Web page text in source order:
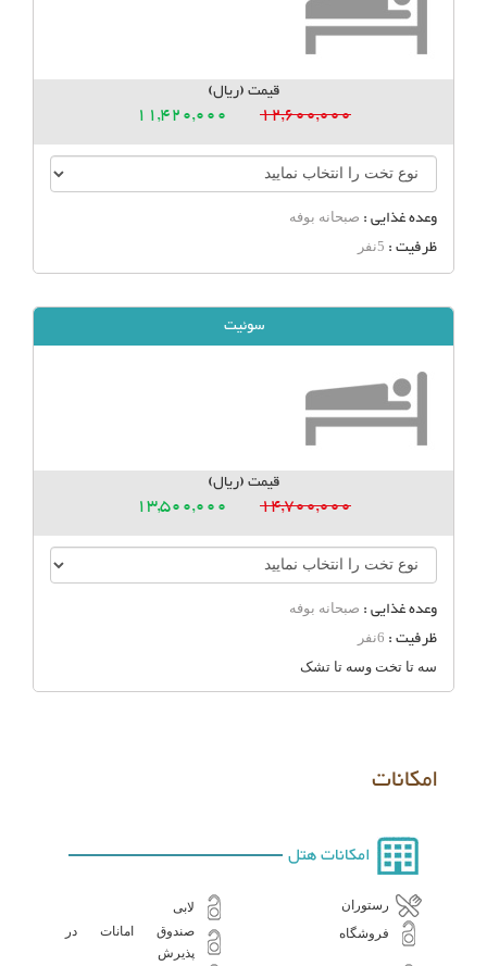
قیمت (ریال)
12,600,000
11,420,000
وعده غذایی : صبحانه بوفه
ظرفیت : 5نفر
سوئیت
قیمت (ریال)
14,700,000
13,500,000
وعده غذایی : صبحانه بوفه
ظرفیت : 6نفر
سه تا تخت وسه تا تشک
امکانات
امکانات هتل
رستوران
لابی
فروشگاه
صندوق امانات در
پذیرش